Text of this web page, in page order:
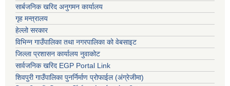
सार्बजनिक खरिद अनुगमन कार्यालय
गृह मन्त्रालय
हेल्लो सरकार
विभिन्न गाउँपालिका तथा नगरपालिका को वेबसाइट
जिल्ला प्रशासन कार्यालय नुवाकोट
सार्वजनिक खरिद EGP Portal Link
शिवपुरी गाउँपालिका पुनर्निर्माण प्रोफाईल (अंग्रेजीमा)